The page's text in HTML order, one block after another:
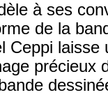
à ses
de la
Ceppi
précieux